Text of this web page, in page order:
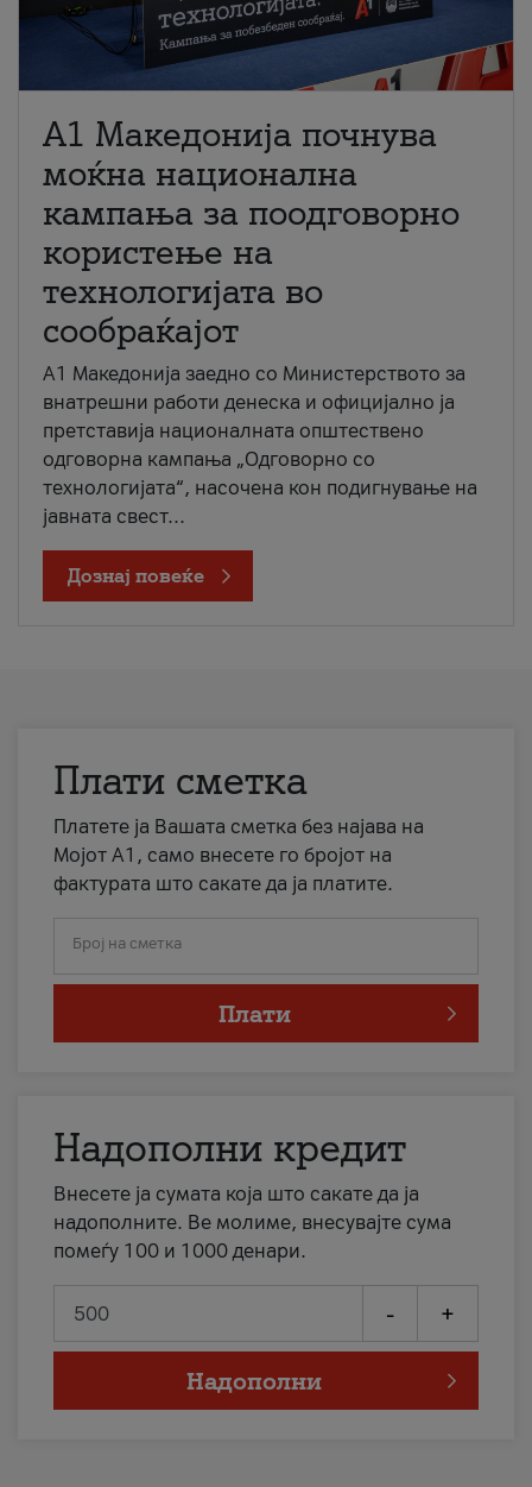
A1 Македонија почнува
моќна национална
кампања за поодговорно
користење на
технологијата во
сообраќајот
A1 Македонија заедно со Министерството за
внатрешни работи денеска и официјално ја
претставија националната општествено
одговорна кампања „Одговорно со
технологијата“, насочена кон подигнување на
јавната свест...
Дознај повеќе
Плати сметка
Платете ја Вашата сметка без најава на
Мојот А1, само внесете го бројот на
фактурата што сакате да ја платите.
Број на сметка
Плати
Надополни кредит
Внесете ја сумата која што сакате да ја
надополните. Ве молиме, внесувајте сума
помеѓу 100 и 1000 денари.
- +
Надополни